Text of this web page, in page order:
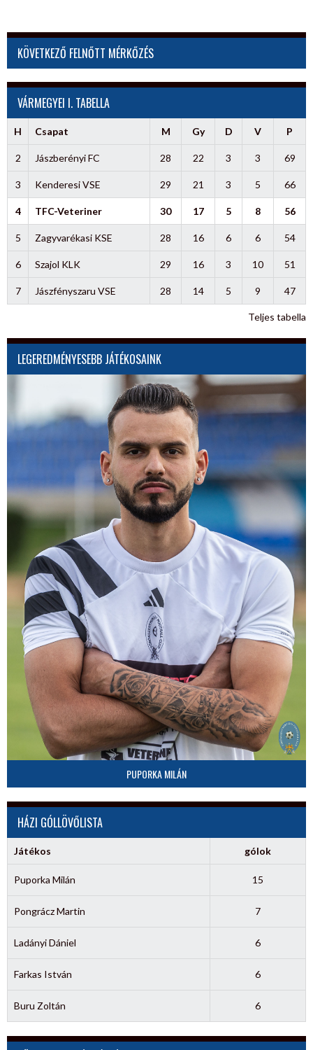
KÖVETKEZŐ FELNŐTT MÉRKŐZÉS
VÁRMEGYEI I. TABELLA
H Csapat M Gy D V P
2 Jászberényi FC 28 22 3 3 69
3 Kenderesi VSE 29 21 3 5 66
4 TFC-Veteriner 30 17 5 8 56
5 Zagyvarékasi KSE 28 16 6 6 54
6 Szajol KLK 29 16 3 10 51
7 Jászfényszaru VSE 28 14 5 9 47
Teljes tabella
LEGEREDMÉNYESEBB JÁTÉKOSAINK
PUPORKA MILÁN
HÁZI GÓLLÖVŐLISTA
Játékos gólok
Puporka Milán 15
Pongrácz Martin 7
Ladányi Dániel 6
Farkas István 6
Buru Zoltán 6